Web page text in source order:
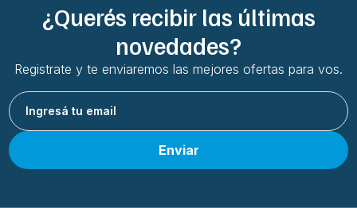
¿Querés recibir las últimas
novedades?
Registrate y te enviaremos las mejores ofertas para vos.
Enviar